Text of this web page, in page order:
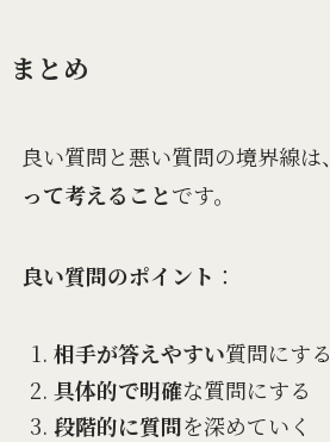
まとめ
良い質問と悪い質問の境界線は、
って考えることです。
良い質問のポイント ：
相手が答えやすい質問にする
具体的で明確な質問にする
段階的に質問を深めていく